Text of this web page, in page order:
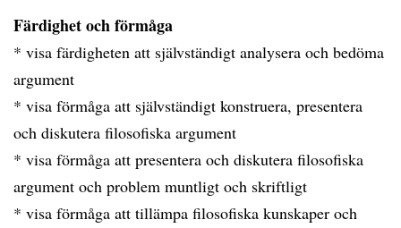
Färdighet och förmåga
* visa färdigheten att självständigt analysera och bedöma
argument
* visa förmåga att självständigt konstruera, presentera
och diskutera filosofiska argument
* visa förmåga att presentera och diskutera filosofiska
argument och problem muntligt och skriftligt
* visa förmåga att tillämpa filosofiska kunskaper och